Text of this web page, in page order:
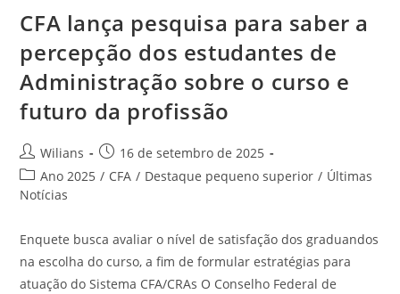
CFA lança pesquisa para saber a
percepção dos estudantes de
Administração sobre o curso e
futuro da profissão
Autor
do
post:
Wilians
Post
publicado:
16 de setembro de 2025
Categoria
do
Ano 2025 / CFA / Destaque pequeno superior / Últimas
Notícias
Enquete busca avaliar o nível de satisfação dos graduandos
na escolha do curso, a fim de formular estratégias para
atuação do Sistema CFA/CRAs O Conselho Federal de